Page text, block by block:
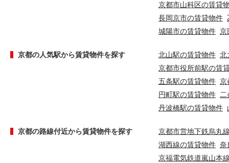
京都市山科区の賃貸
長岡京市の賃貸物件
城陽市の賃貸物件 京
京都の人気駅から賃貸物件を探す 北山駅の賃貸物件 北
京都市役所前駅の賃
五条駅の賃貸物件 京
円町駅の賃貸物件
丹波橋駅の賃貸物件
京都の路線付近から賃貸物件を探す
京都市営地下鉄烏丸
湖西線の賃貸物件 奈
京福電気鉄道嵐山本